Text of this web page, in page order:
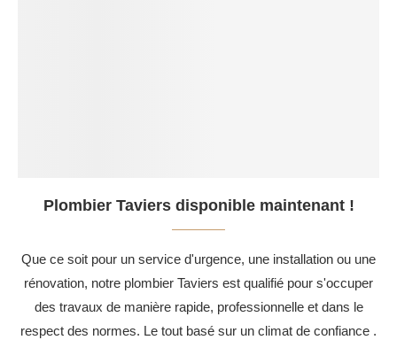
Plombier Taviers disponible maintenant !
Que ce soit pour un service d'urgence, une installation ou une
rénovation, notre plombier Taviers est qualifié pour s'occuper
des travaux de manière rapide, professionnelle et dans le
respect des normes. Le tout basé sur un climat de confiance .